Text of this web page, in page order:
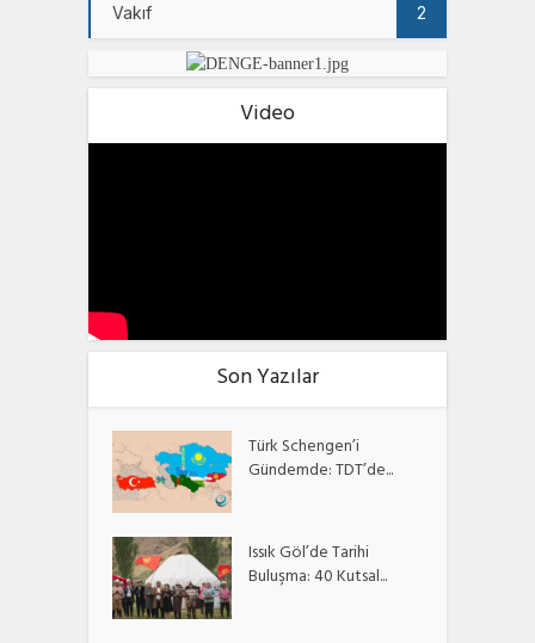
Vakıf 2
Video
Son Yazılar
Türk Schengen’i
Gündemde: TDT’de...
Issık Göl’de Tarihi
Buluşma: 40 Kutsal...